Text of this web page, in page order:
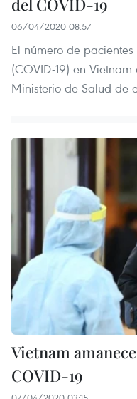
del COVID-19
06/04/2020 08:57
El número de
(COVID-19) en
Ministerio de Salud de
Vietnam
COVID-19